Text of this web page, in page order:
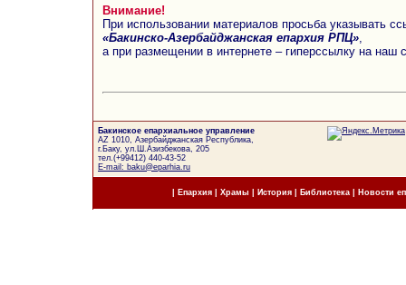
Внимание!
При использовании материалов просьба указывать
«Бакинско-Азербайджанская епархия РПЦ»
а при размещении в интернете – гиперссылку на наш
Бакинское епархиальное управление
AZ 1010, Азербайджанская Республика,
г.Баку, ул.Ш.Азизбекова, 205
тел.(+99412) 440-43-52
E-mail: baku@eparhia.ru
Епархия| Храмы История| Библиотека Новости